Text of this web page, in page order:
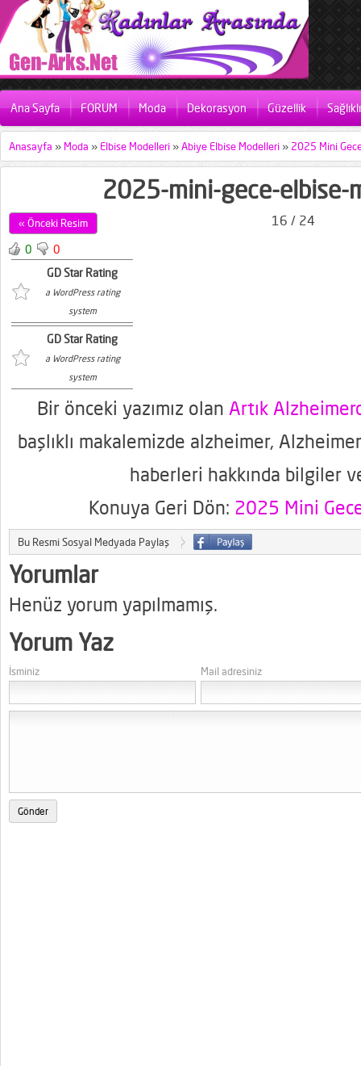
Ana Sayfa FORUM Moda Dekorasyon Güzellik
Anasayfa » Moda » Elbise Modelleri »Abiye Elbise Modelleri » 2025 Mini
2025-mini-gece-elbise-
« Önceki Resim 16 / 24
0
0
GD Star Rating
a WordPress rating
system
GD Star Rating
a WordPress rating
system
Bir önceki yazımız olan Artık
başlıklı makalemizde alzheimer,
haberleri hakkında bilgiler
Konuya Geri Dön: 2025 Mini
Bu Resmi Sosyal Medyada Paylaş
Yorumlar
Henüz yorum yapılmamış.
Yorum Yaz
İsminiz Mail adresiniz